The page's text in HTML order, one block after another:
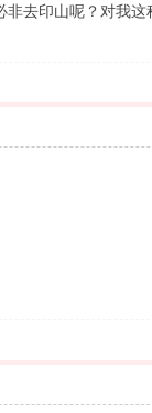
去印山呢？对我这